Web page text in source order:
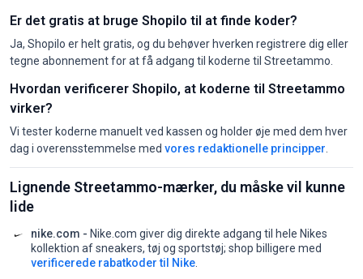
Er det gratis at bruge Shopilo til at finde koder?
Ja, Shopilo er helt gratis, og du behøver hverken registrere dig eller
tegne abonnement for at få adgang til koderne til Streetammo.
Hvordan verificerer Shopilo, at koderne til Streetammo
virker?
Vi tester koderne manuelt ved kassen og holder øje med dem hver
dag i overensstemmelse med vores redaktionelle principper
Lignende Streetammo-mærker, du måske vil kunne
lide
nike.com - Nike.com giver dig direkte adgang til hele Nikes
kollektion af sneakers, tøj og sportstøj; shop billigere med
verificerede rabatkoder til Nike